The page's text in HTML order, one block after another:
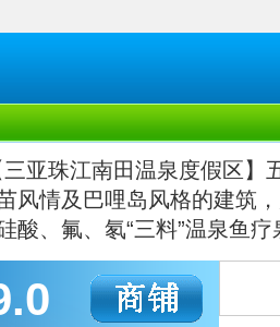
三亚珠江南田温泉度假区
风情及巴哩岛风格的建筑
酸、氟、氡“三料”温泉鱼